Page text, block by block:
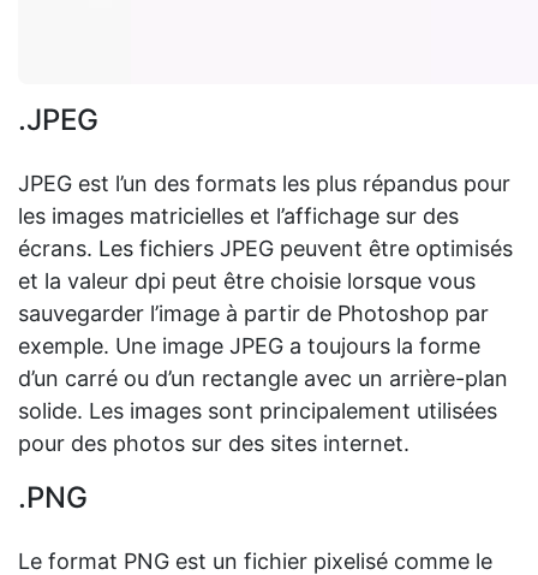
.JPEG
JPEG est l’un des formats les plus répandus pour
les images matricielles et l’affichage sur des
écrans. Les fichiers JPEG peuvent être optimisés
et la valeur dpi peut être choisie lorsque vous
sauvegarder l’image à partir de Photoshop par
exemple. Une image JPEG a toujours la forme
d’un carré ou d’un rectangle avec un arrière-plan
solide. Les images sont principalement utilisées
pour des photos sur des sites internet.
.PNG
Le format PNG est un fichier pixelisé comme le